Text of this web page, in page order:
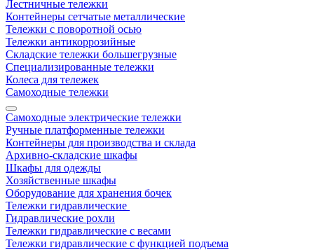
Лестничные тележки
Контейнеры сетчатые металлические
Тележки с поворотной осью
Тележки антикоррозийные
Складские тележки большегрузные
Специализированные тележки
Колеса для тележек
Самоходные тележки
Самоходные электрические тележки
Ручные платформенные тележки
Контейнеры для производства и склада
Архивно-складские шкафы
Шкафы для одежды
Хозяйственные шкафы
Оборудование для хранения бочек
Тележки гидравлические
Гидравлические рохли
Тележки гидравлические с весами
Тележки гидравлические с функцией подъема